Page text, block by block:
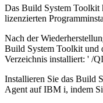
Das Build System Toolkit
lizenzierten
Nach der
Build System Toolkit und
Verzeichnis installiert: ' /
Installieren Sie das Build
Agent aufIBM i, indem